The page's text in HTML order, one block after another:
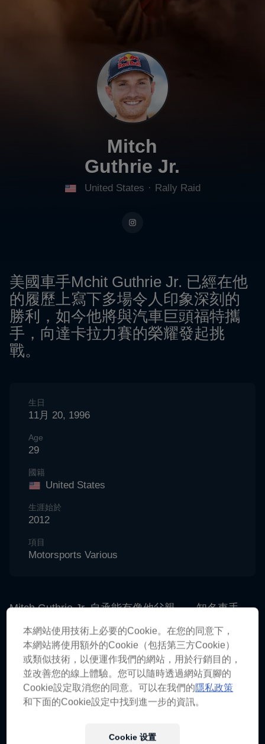
Mitch
Guthrie Jr.
United States · Rally Raid
美國車手Mchit Guthrie Jr. 已經在他
的履歷上寫下多場令人印象深刻的
勝利，如今他將與汽車巨頭福特攜
手，向達卡拉力賽的榮耀發起挑
戰。
生日
11月 20, 1996
Age
29
國籍
United States
生涯始於
2012
項目
Motorsports Various
Mitch Guthrie Jr. 自承能有像他父親——知名車手
Mitch Guthrie Sr.——這樣的導師是他的幸運，但如
今這位兒子已成為頭條焦點。
「我父親一生都是我的最佳榜樣，有他教我所有他知
道的事情，對我意義非凡，」Mitch談到父親時這樣
說道。「終於，我現在達到了可以獨立完成事情的階
Mitch在11歲時開始參加短道比賽，起初是在CORR
本網站使用技術上必要的Cookie。在您的同意下，
本網站將使用額外的Cookie（包括第三方Cookie）
或類似技術，以便運作我們的網站，用於行銷目的，
並改善您的線上體驗。您可以隨時透過網站頁腳的
Cookie設定取消您的同意。可以在我們的隱私政策
和下面的Cookie設定中找到進一步的資訊。
Cookie 设置